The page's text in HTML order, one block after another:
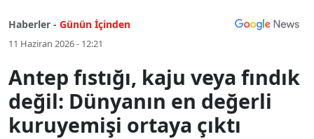
Haberler - Günün İçinden
11 Haziran 2026 - 12:21
Antep fıstığı, kaju veya fındık
değil: Dünyanın en değerli
kuruyemişi ortaya çıktı